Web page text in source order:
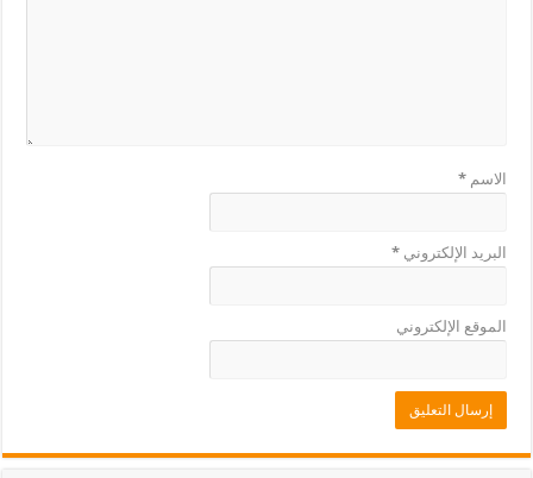
الاسم*
البريد الإلكتروني*
الموقع الإلكتروني